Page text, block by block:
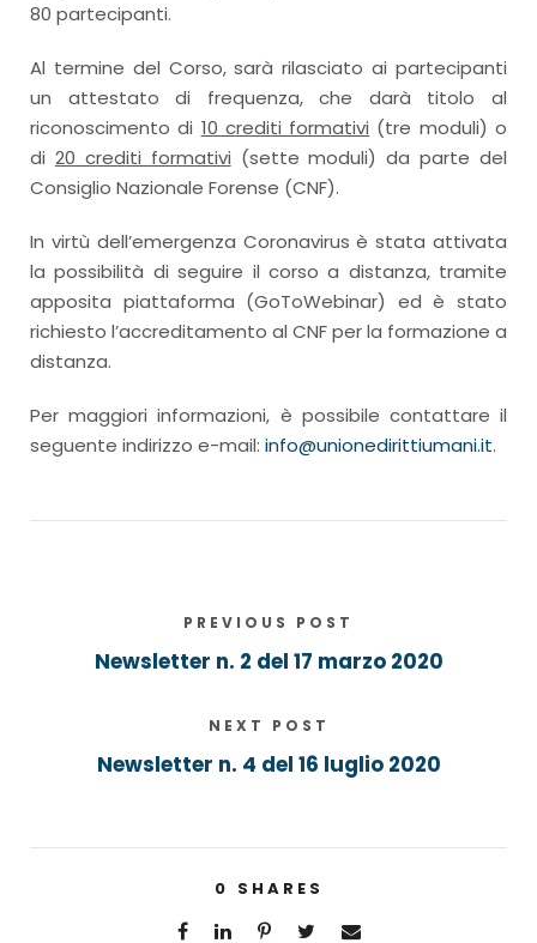
80 partecipanti.
Al termine del Corso, sarà rilasciato ai partecipanti
un attestato di frequenza, che darà titolo al
riconoscimento di 10 crediti formativi (tre moduli) o
di 20 crediti formativi (sette moduli) da parte del
Consiglio Nazionale Forense (CNF).
In virtù dell’emergenza Coronavirus è stata attivata
la possibilità di seguire il corso a distanza, tramite
apposita piattaforma (GoToWebinar) ed è stato
richiesto l’accreditamento al CNF per la formazione a
distanza.
Per maggiori informazioni, è possibile contattare il
seguente indirizzo e-mail: info@unionedirittiumani.it.
PREVIOUS POST
Newsletter n. 2 del 17 marzo 2020
NEXT POST
Newsletter n. 4 del 16 luglio 2020
0 SHARES